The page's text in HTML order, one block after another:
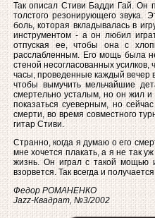
Так описал Стиви Бадди Гай. Он
толстого резонирующего
боль, которая вкладывалась в
инструментом - а он любил
отпуская ее, чтобы она с
расслабленным. Его мощь была
стеной несогласованных усилков,
часы, проведенные каждый вечер
чтобы вымучить мельчайшие
смертельно усталым, но он жил
показаться суеверным, но
смерти, во время совместного
гитар Стиви.
Странно, когда я думаю о его
мне хочется плакать, а я не так
жизнь. Он играл с такой мощью
взорвется. Так всегда и
Федор РОМАНЕНКО
Jazz-Квадрат, №3/2002